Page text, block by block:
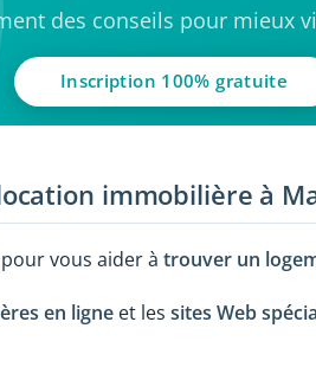
des conseils pour mieux
Inscription 100% gratuite
immobilière à
vous aider à trouver un
en ligne et les sites Web